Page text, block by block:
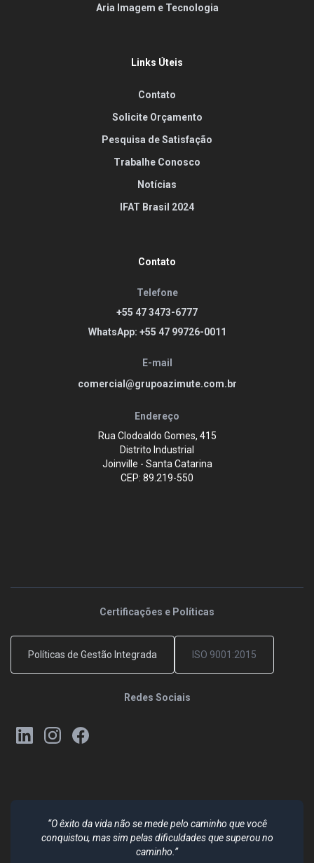
Aria Imagem e Tecnologia
Links Úteis
Contato
Solicite Orçamento
Pesquisa de Satisfação
Trabalhe Conosco
Notícias
IFAT Brasil 2024
Contato
Telefone
+55 47 3473-6777
WhatsApp: +55 47 99726-0011
E-mail
comercial@grupoazimute.com.br
Endereço
Rua Clodoaldo Gomes, 415
Distrito Industrial
Joinville - Santa Catarina
CEP: 89.219-550
Certificações e Políticas
Políticas de Gestão Integrada ISO 9001:2015
Redes Sociais
“O êxito da vida não se mede pelo caminho que você
conquistou, mas sim pelas dificuldades que superou no
caminho.”